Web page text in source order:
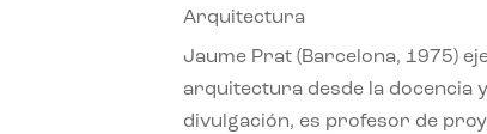
Arquitectura
Jaume Prat (Barcelona, 1975)
arquitectura desde la docencia
divulgación, es profesor de